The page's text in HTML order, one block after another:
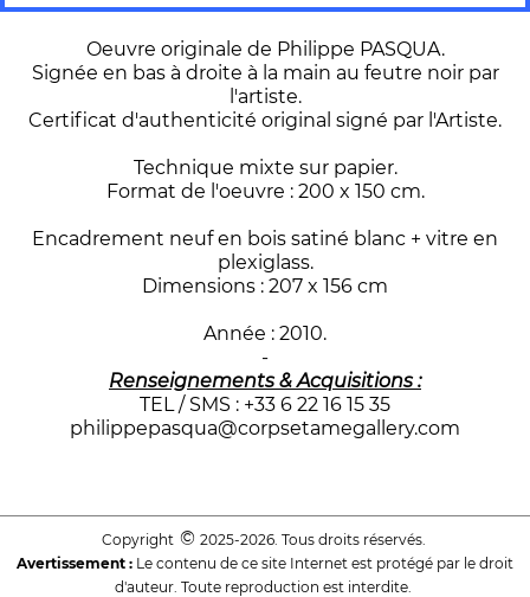
Oeuvre originale de Philippe PASQUA.
Signée en bas à droite à la main au feutre noir par
l'artiste.
Certificat d'authenticité original signé par l'Artiste.
Technique mixte sur papier.
Format de l'oeuvre : 200 x 150 cm.
Encadrement neuf en bois satiné blanc + vitre en
plexiglass.
Dimensions : 207 x 156 cm
Année : 2010.
-
Renseignements & Acquisitions :
TEL / SMS : +33 6 22 16 15 35
philippepasqua@corpsetamegallery.com
Copyright © 2025-2026. Tous droits réservés.
Avertissement : Le contenu de ce site Internet est protégé par le droit
d'auteur. Toute reproduction est interdite.